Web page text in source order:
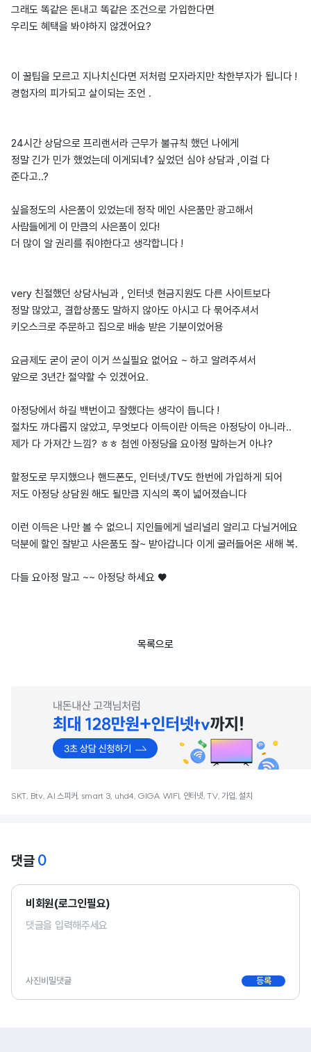
그래도 똑같은 돈내고 똑같은 조건으로 가입한다면
우리도 혜택을 봐야하지 않겠어요?
이 꿀팁을 모르고 지나치신다면 저처럼 모자라지만 착한부자가 됩니다 !
경험자의 피가되고 살이되는 조언 .
24시간 상담으로 프리랜서라 근무가 불규칙 했던 나에게
정말 긴가 민가 했었는데 이게되네? 싶었던 심야 상담과 ,이걸 다
준다고..?
싶을정도의 사은품이 있었는데 정작 메인 사은품만 광고해서
사람들에게 이 만큼의 사은품이 있다!
더 많이 알 권리를 줘야한다고 생각합니다 !
very 친절했던 상담사님과 , 인터넷 현금지원도 다른 사이트보다
정말 많았고, 결합상품도 말하지 않아도 아시고 다 묶어주셔서
키오스크로 주문하고 집으로 배송 받은 기분이었어용
요금제도 굳이 굳이 이거 쓰실필요 없어요 ~ 하고 알려주셔서
앞으로 3년간 절약할 수 있겠어요.
아정당에서 하길 백번이고 잘했다는 생각이 듭니다 !
절차도 까다롭지 않았고, 무엇보다 이득이란 이득은 아정당이 아니라..
제가 다 가져간 느낌? ㅎㅎ 첨엔 아정당을 요아정 말하는거 아냐?
할정도로 무지했으나 핸드폰도, 인터넷/TV도 한번에 가입하게 되어
저도 아정당 상담원 해도 될만큼 지식의 폭이 넓어졌습니다
이런 이득은 나만 볼 수 없으니 지인들에게 널리널리 알리고 다닐거에요
덕분에 할인 잘받고 사은품도 잘~ 받아갑니다 이게 굴러들어온 새해 복.
다들 요아정 말고 ~~ 아정당 하세요 ♥
목록으로
SKT, Btv, AI 스피커, smart 3, uhd4, GIGA WIFI, 인터넷, TV, 가입, 설치
댓글 0
비회원(로그인필요)
사진비밀댓글 등록